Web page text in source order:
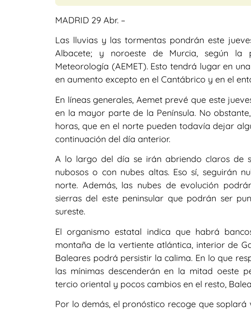
MADRID 29 Abr. –
Las lluvias y las tormentas pondrán este
Albacete; y noroeste de Murcia, según la
Meteorología (AEMET). Esto tendrá lugar en
en aumento excepto en el Cantábrico y en el
En líneas generales, Aemet prevé que este
en la mayor parte de la Península. No
horas, que en el norte pueden todavía dejar
continuación del día anterior.
A lo largo del día se irán abriendo claros de
nubosos o con nubes altas. Eso sí, seguirán
norte. Además, las nubes de evolución
sierras del este peninsular que podrán ser
sureste.
El organismo estatal indica que habrá
montaña de la vertiente atlántica, interior de
Baleares podrá persistir la calima. En lo que
las mínimas descenderán en la mitad oeste
tercio oriental y pocos cambios en el resto,
Por lo demás, el pronóstico recoge que